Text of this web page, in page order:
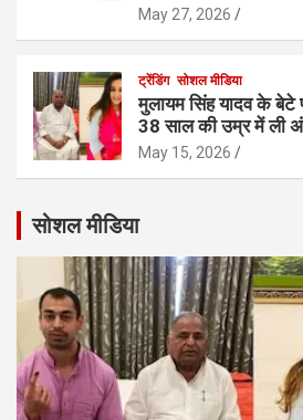
May 27, 2026
ट्रेंडिंग सोशल मीडिया
मुलायम सिंह यादव के बेटे
38 साल की उम्र में ली
May 15, 2026
सोशल मीडिया